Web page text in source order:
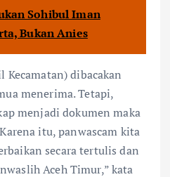
Sohibul Iman
Bukan Anies
dibacakan
menerima. Tetapi,
menjadi dokumen maka
itu, panwascam kita
secara tertulis dan
Aceh Timur,” kata